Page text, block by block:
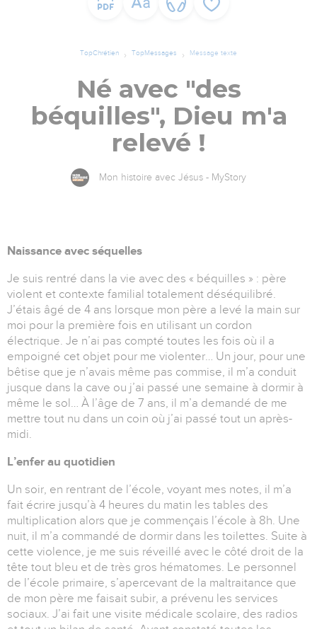
TopChrétien TopMessages Message texte
Né avec "des
béquilles", Dieu m'a
relevé !
Mon histoire avec Jésus - MyStory
Naissance avec séquelles
Je suis rentré dans la vie avec des « béquilles » : père
violent et contexte familial totalement déséquilibré.
J’étais âgé de 4 ans lorsque mon père a levé la main sur
moi pour la première fois en utilisant un cordon
électrique. Je n’ai pas compté toutes les fois où il a
empoigné cet objet pour me violenter… Un jour, pour une
bêtise que je n’avais même pas commise, il m’a conduit
jusque dans la cave ou j’ai passé une semaine à dormir à
même le sol… À l’âge de 7 ans, il m’a demandé de me
mettre tout nu dans un coin où j’ai passé tout un après-
midi.
L’enfer au quotidien
Un soir, en rentrant de l’école, voyant mes notes, il m’a
fait écrire jusqu’à 4 heures du matin les tables des
multiplication alors que je commençais l’école à 8h. Une
nuit, il m’a commandé de dormir dans les toilettes. Suite à
cette violence, je me suis réveillé avec le côté droit de la
tête tout bleu et de très gros hématomes. Le personnel
de l’école primaire, s’apercevant de la maltraitance que
de mon père me faisait subir, a prévenu les services
sociaux. J’ai fait une visite médicale scolaire, des radios